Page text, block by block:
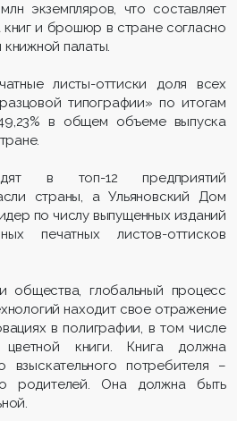
экземпляров, что составляет
книг и брошюр в стране согласно
палаты.
листы-оттиски доля всех
типографии» по итогам
в общем объеме выпуска
в топ-12 предприятий
страны, а Ульяновский Дом
по числу выпущенных изданий
печатных листов-оттисков
общества, глобальный процесс
находит свое отражение
в полиграфии, в том числе
книги. Книга должна
взыскательного потребителя –
родителей. Она должна быть